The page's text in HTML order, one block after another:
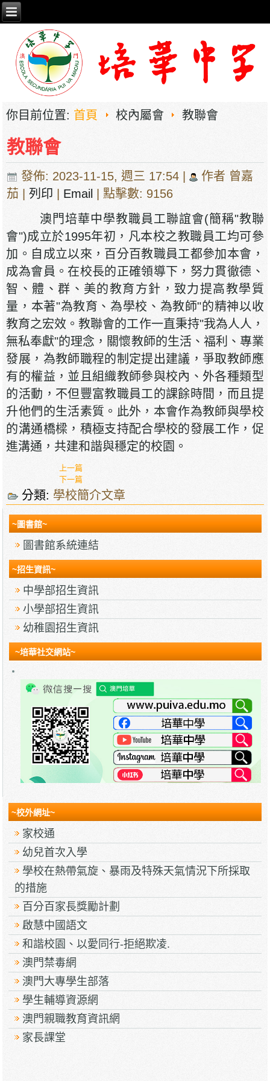
你目前位置: 首頁 校內屬會 教聯會
教聯會
發佈: 2023-11-15, 週三 17:54 |
作者 曾嘉
茄 |列印 Email
| 點擊數: 9156
澳門培華中學教職員工聯誼會(簡稱"教聯
會")成立於1995年初，凡本校之教職員工均可參
加。自成立以來，百分百教職員工都參加本會，
成為會員。在校長的正確領導下，努力貫徹德、
智、體、群、美的教育方針，致力提高教學質
量，本著"為教育、為學校、為教師"的精神以收
教育之宏效。教聯會的工作一直秉持"我為人人，
無私奉獻"的理念，關懷教師的生活、福利、專業
發展，為教師職程的制定提出建議，爭取教師應
有的權益，並且組織教師參與校內、外各種類型
的活動，不但豐富教職員工的課餘時間，而且提
升他們的生活素質。此外，本會作為教師與學校
的溝通橋樑，積極支持配合學校的發展工作，促
進溝通，共建和諧與穩定的校園。
上一篇
下一篇
分類: 學校簡介文章
~圖書館~
圖書館系統連結
~招生資訊~
中學部招生資訊
小學部招生資訊
幼稚園招生資訊
~培華社交網站~
~校外網址~
家校通
幼兒首次入學
學校在熱帶氣旋、暴雨及特殊天氣情況下所採取
的措施
百分百家長獎勵計劃
啟慧中國語文
和諧校園、以愛同行-拒絕欺凌.
澳門禁毒網
澳門大專學生部落
學生輔導資源網
澳門親職教育資訊網
家長課堂